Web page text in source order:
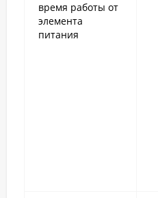
время работы от
элемента
питания